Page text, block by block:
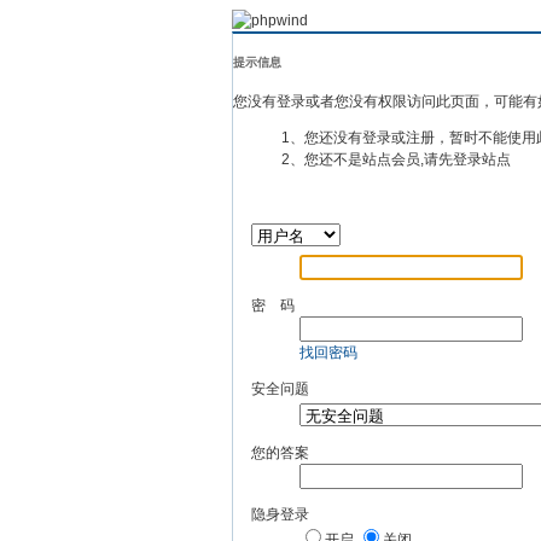
提示信息
您没有登录或者您没有权限访问此页面，可能有
1、您还没有登录或注册，暂时不能使用
2、您还不是站点会员,请先登录站点
密 码
找回密码
安全问题
您的答案
隐身登录